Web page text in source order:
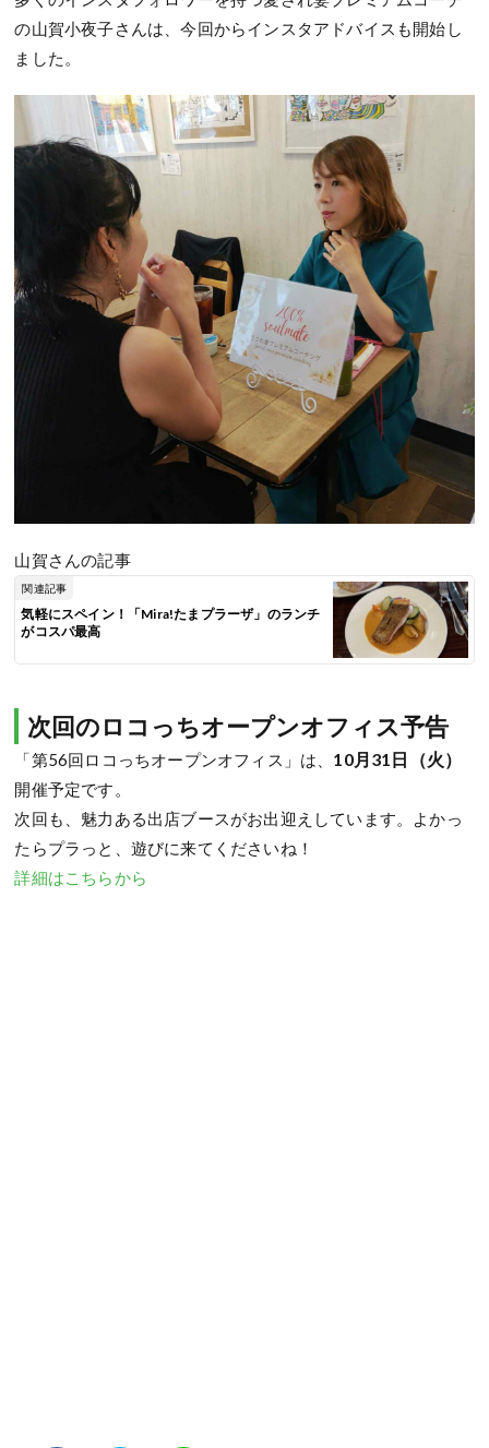
の山賀小夜子さんは、今回からインスタアドバイスも開始し
ました。
山賀さんの記事
関連記事
気軽にスペイン！「Mira!たまプラーザ」のランチ
がコスパ最高
次回のロコっちオープンオフィス予告
「第56回ロコっちオープンオフィス」は、 10月31日（火）
開催予定です。
次回も、魅力ある出店ブースがお出迎えしています。よかっ
たらプラっと、遊びに来てくださいね！
詳細はこちらから